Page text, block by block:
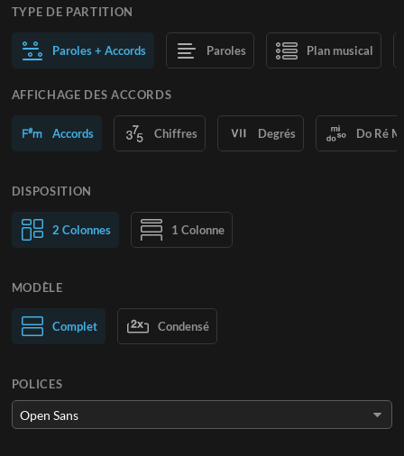
TYPE DE PARTITION
Paroles + Accords Paroles Plan musical
AFFICHAGE DES ACCORDS
Accords Chiffres Degrés Do Ré
DISPOSITION
2 Colonnes 1 Colonne
Normal Large
MODÈLE
Complet Condensé
POLICES